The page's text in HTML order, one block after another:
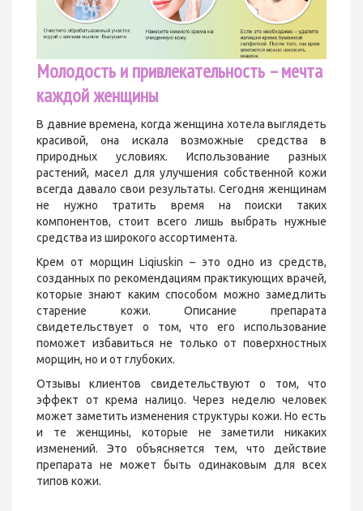
Молодость и привлекательность – мечта
каждой женщины
В давние времена, когда женщина хотела выглядеть
красивой, она искала возможные средства в
природных условиях. Использование разных
растений, масел для улучшения собственной кожи
всегда давало свои результаты. Сегодня женщинам
не нужно тратить время на поиски таких
компонентов, стоит всего лишь выбрать нужные
средства из широкого ассортимента.
Крем от морщин Liqiuskin – это одно из средств,
созданных по рекомендациям практикующих врачей,
которые знают каким способом можно замедлить
старение кожи. Описание препарата
свидетельствует о том, что его использование
поможет избавиться не только от поверхностных
морщин, но и от глубоких.
Отзывы клиентов свидетельствуют о том, что
эффект от крема налицо. Через неделю человек
может заметить изменения структуры кожи. Но есть
и те женщины, которые не заметили никаких
изменений. Это объясняется тем, что действие
препарата не может быть одинаковым для всех
типов кожи.